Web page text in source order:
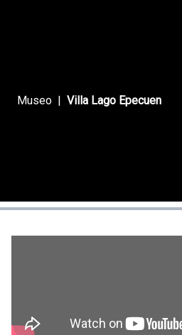
Museo Villa Lago Epecuen
Fotógrafos